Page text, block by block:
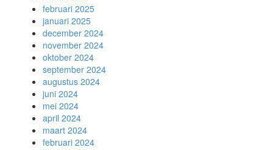
februari 2025
januari 2025
december 2024
november 2024
oktober 2024
september 2024
augustus 2024
juni 2024
mei 2024
april 2024
maart 2024
februari 2024